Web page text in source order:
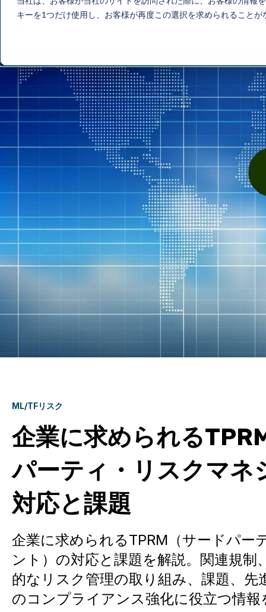
キーを1つだけ使用し、お客様が再度この選択を求められることが
ML/TFリスク
企業に求められる
パーティ・リスクマネ
対応と課題
企業に求められるTPRM（サードパー
ント）の対応と課題を解説。関連規制
的なリスク管理の取り組み、課題、先
のコンプライアンス強化に役立つ情